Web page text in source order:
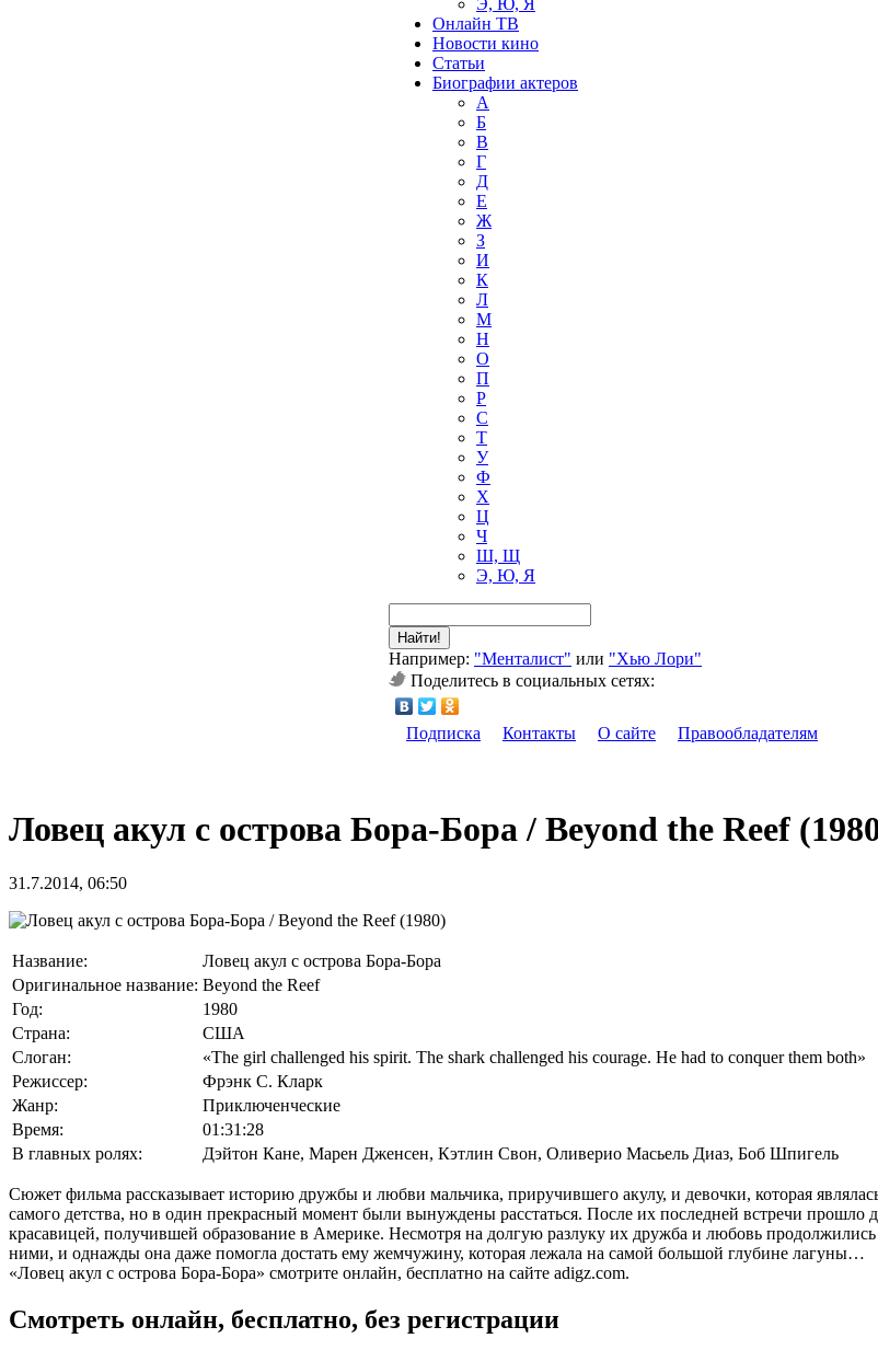
Э, Ю, Я
Онлайн ТВ
Новости кино
Статьи
Биографии актеров
А
Б
В
Г
Д
Е
Ж
З
И
К
Л
М
Н
О
П
Р
С
Т
У
Ф
Х
Ц
Ч
Ш, Щ
Э, Ю, Я
Найти!
Например: "Менталист" или "Хью Лори"
Поделитесь в социальных сетях:
Подписка Контакты О сайте Правообладателям
Ловец акул с острова Бора-Бора / Beyond the Reef
31.7.2014, 06:50
Название:
Ловец акул с острова Бора-Бора
Оригинальное название: Beyond the Reef
Год:
1980
Страна:
США
Слоган:
«The girl challenged his spirit. The shark challenged his courage. He had to conquer them both»
Режиссер:
Фрэнк С. Кларк
Жанр:
Приключенческие
Время:
01:31:28
В главных ролях:
Дэйтон Кане, Марен Дженсен, Кэтлин Свон, Оливерио Масьель Диаз, Боб Шпигель
Сюжет фильма рассказывает историю дружбы и любви мальчика, приручившего акулу, и девочки, которая
самого детства, но в один прекрасный момент были вынуждены расстаться. После их последней встречи прошло
красавицей, получившей образование в Америке. Несмотря на долгую разлуку их дружба и любовь
ними, и однажды она даже помогла достать ему жемчужину, которая лежала на самой большой глубине лагуны…
«Ловец акул с острова Бора-Бора» смотрите онлайн, бесплатно на сайте adigz.com.
Смотреть онлайн, бесплатно, без регистрации